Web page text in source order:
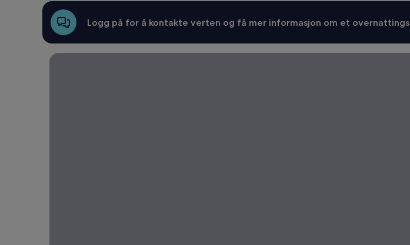
Logg på for å kontakte verten og få mer informasjon om et